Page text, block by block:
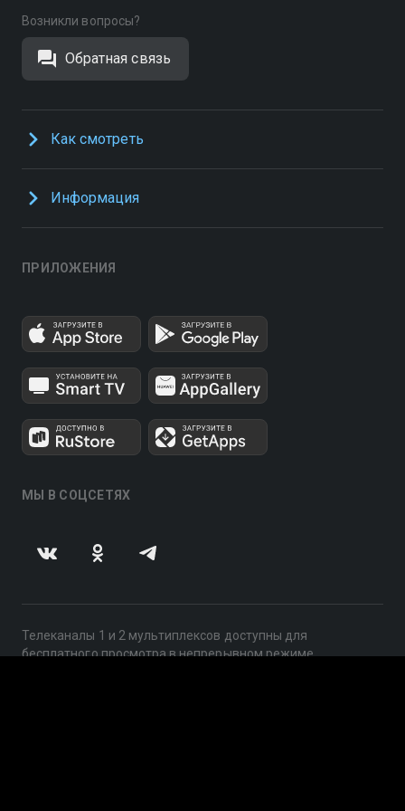
Возникли вопросы?
Обратная связь
Как смотреть
Информация
ПРИЛОЖЕНИЯ
МЫ В СОЦСЕТЯХ
Телеканалы 1 и 2 мультиплексов доступны для
бесплатного просмотра в непрерывном режиме,